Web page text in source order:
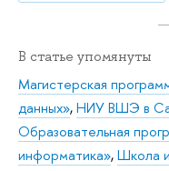
В статье упомянуты
Магистерская
данных»,НИУ ВШЭ в
Образовательная
информатика»,Школа